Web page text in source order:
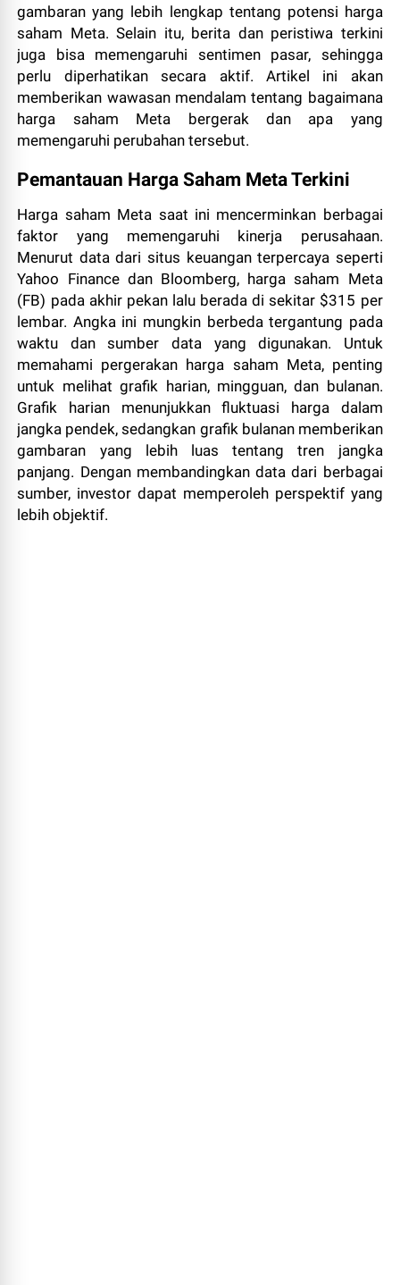
gambaran yang lebih lengkap tentang potensi harga
saham Meta. Selain itu, berita dan peristiwa terkini
juga bisa memengaruhi sentimen pasar, sehingga
perlu diperhatikan secara aktif. Artikel ini akan
memberikan wawasan mendalam tentang bagaimana
harga saham Meta bergerak dan apa yang
memengaruhi perubahan tersebut.
Pemantauan Harga Saham Meta Terkini
Harga saham Meta saat ini mencerminkan berbagai
faktor yang memengaruhi kinerja perusahaan.
Menurut data dari situs keuangan terpercaya seperti
Yahoo Finance dan Bloomberg, harga saham Meta
(FB) pada akhir pekan lalu berada di sekitar $315 per
lembar. Angka ini mungkin berbeda tergantung pada
waktu dan sumber data yang digunakan. Untuk
memahami pergerakan harga saham Meta, penting
untuk melihat grafik harian, mingguan, dan bulanan.
Grafik harian menunjukkan fluktuasi harga dalam
jangka pendek, sedangkan grafik bulanan memberikan
gambaran yang lebih luas tentang tren jangka
panjang. Dengan membandingkan data dari berbagai
sumber, investor dapat memperoleh perspektif yang
lebih objektif.